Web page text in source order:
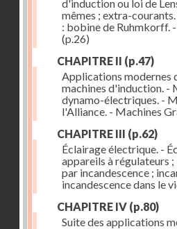
d'induction ou loi de
mêmes ; extra-
: bobine de Ruhmkorff.
(p.26)
CHAPITRE II (p.47)
Applications modernes
machines d'induction. -
dynamo-électriques. -
l'Alliance. - Machines
CHAPITRE III (p.62)
Éclairage électrique. -
appareils à régulateurs
par incandescence ;
incandescence dans le
CHAPITRE IV (p.80)
Suite des applications